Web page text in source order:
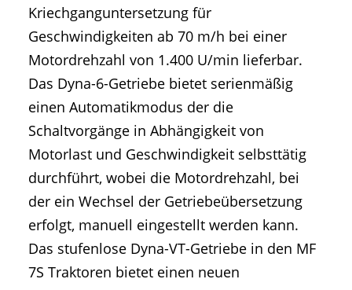
Kriechganguntersetzung für
Geschwindigkeiten ab 70 m/h bei einer
Motordrehzahl von 1.400 U/min lieferbar.
Das Dyna-6-Getriebe bietet serienmäßig
einen Automatikmodus der die
Schaltvorgänge in Abhängigkeit von
Motorlast und Geschwindigkeit selbsttätig
durchführt, wobei die Motordrehzahl, bei
der ein Wechsel der Getriebeübersetzung
erfolgt, manuell eingestellt werden kann.
Das stufenlose Dyna-VT-Getriebe in den MF
7S Traktoren bietet einen neuen